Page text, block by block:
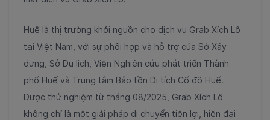
Huế là thị trường khởi nguồn cho dịch vụ Grab Xích Lô
tại Việt Nam, với sự phối hợp và hỗ trợ của Sở Xây
dựng, Sở Du lịch, Viện Nghiên cứu phát triển Thành
phố Huế và Trung tâm Bảo tồn Di tích Cố đô Huế.
Được thử nghiệm từ tháng 08/2025, Grab Xích Lô
không chỉ là một giải pháp di chuyển tiện lợi, hiện đại